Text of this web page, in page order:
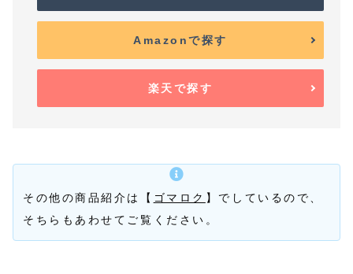
Amazonで探す
楽天で探す
その他の商品紹介は【 ゴマロク 】でしているので、
そちらもあわせてご覧ください。